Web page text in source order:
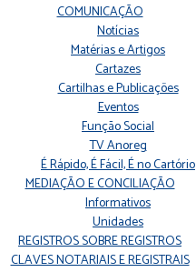
COMUNICAÇÃO
Notícias
Matérias e Artigos
Cartazes
Cartilhas e Publicações
Eventos
Função Social
TV Anoreg
É Rápido, É Fácil, É no Cartório
MEDIAÇÃO E CONCILIAÇÃO
Informativos
Unidades
REGISTROS SOBRE REGISTROS
CLAVES NOTARIAIS E REGISTRAIS